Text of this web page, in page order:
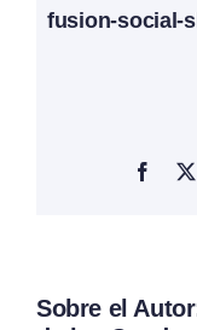
fusion-social-
Sobre el